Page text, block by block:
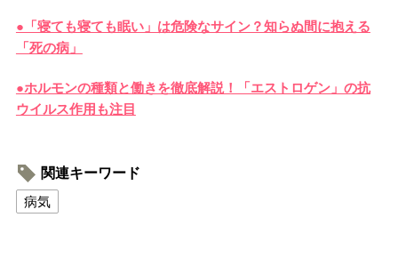
●「寝ても寝ても眠い」は危険なサイン？知らぬ間に抱える
「死の病」
●ホルモンの種類と働きを徹底解説！「エストロゲン」の抗
ウイルス作用も注目
関連キーワード
病気